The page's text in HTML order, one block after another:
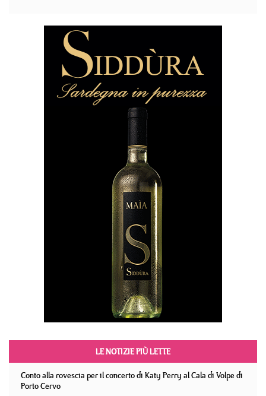
LE NOTIZIE PIÙ LETTE
Conto alla rovescia per il concerto di Katy Perry al Cala di Volpe di
Porto Cervo